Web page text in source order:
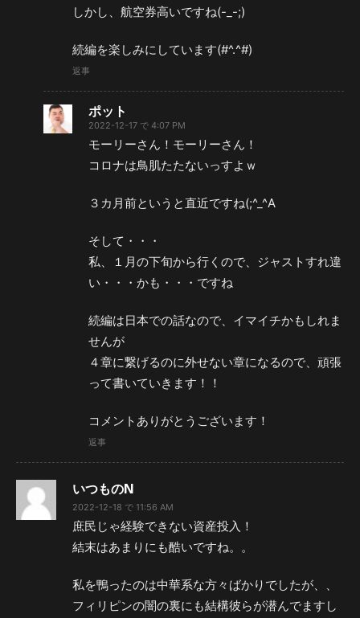
しかし、航空券高いですね(-_-;)
続編を楽しみにしています(#^.^#)
返事
ポット
2022-12-17 で 4:07 PM
モーリーさん！モーリーさん！
コロナは鳥肌たたないっすよｗ
３カ月前というと直近ですね(;^_^A
そして・・・
私、１月の下旬から行くので、ジャストすれ違
い・・・かも・・・ですね
続編は日本での話なので、イマイチかもしれま
せんが
４章に繋げるのに外せない章になるので、頑張
って書いていきます！！
コメントありがとうございます！
返事
いつものN
2022-12-18 で 11:56 AM
庶民じゃ経験できない資産投入！
結末はあまりにも酷いですね。。
私を鴨ったのは中華系な方々ばかりでしたが、、
フィリピンの闇の裏にも結構彼らが潜んでますし